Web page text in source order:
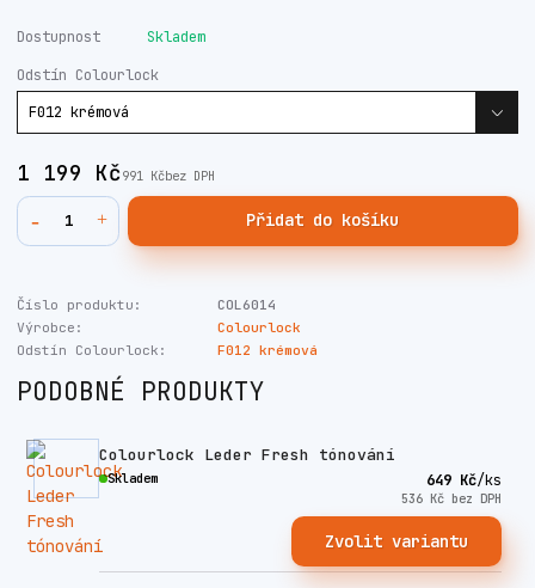
Dostupnost Skladem
Odstín Colourlock
1 199 Kč991 Kčbez DPH
Přidat do košíku
Číslo produktu:
COL6014
Výrobce:
Colourlock
Odstín Colourlock:
F012 krémová
PODOBNÉ PRODUKTY
Colourlock Leder Fresh tónování
649 Kč/ks
536 Kč bez DPH
Skladem
Zvolit variantu